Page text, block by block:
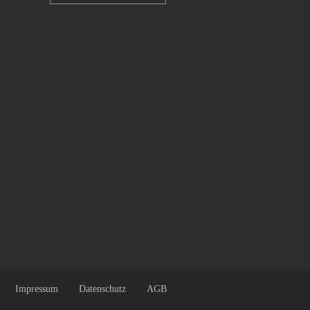
Impressum Datenschutz AGB